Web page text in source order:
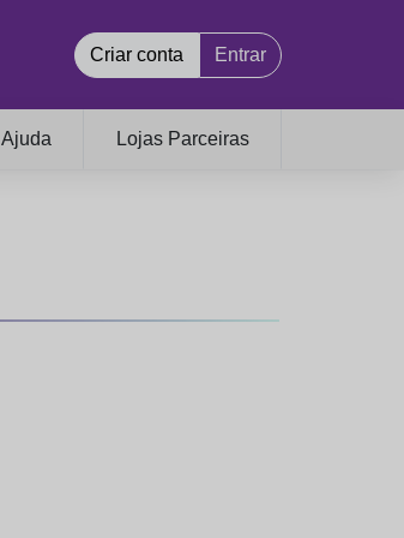
Criar conta Entrar
Ajuda Lojas Parceiras